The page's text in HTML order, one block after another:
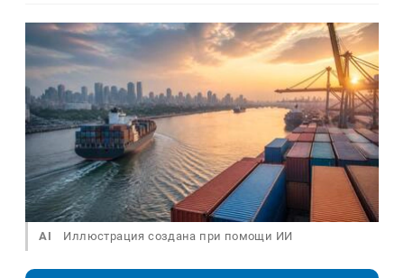
AI Иллюстрация создана при помощи ИИ